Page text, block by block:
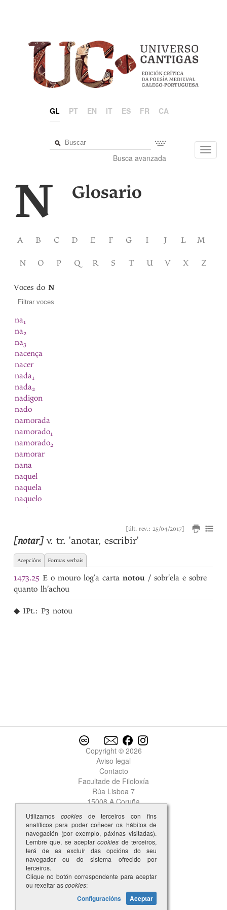
GL PT EN IT ES FR CA
Busca avanzada
N Glosario
A B C D E F G I J L M
N O P Q R S T U V X Z
Voces doN
na1
na2
na3
nacença
nacer
nada1
nada2
nadigon
nado
namorada
namorado1
namorado2
namorar
nana
naquel
naquela
naquelo
narizes
natura
natural
natural2
natureza
Navarra
nave
nelo
nembrada
nembrado 1
nembrado2
nembrar
nembro
nemiga
[últ. rev.: 25/04/2017]
[notar] v. tr. 'anotar, escribir'
Acepcións Formas verbais
1473.25 E o mouro log’a cartanotou / sobr’ela e sobre
quanto lh’achou
◆ IPt.:P3notou
Copyright © 2026
Aviso legal
Contacto
Facultade de Filoloxía
Rúa Lisboa 7
15008 A Coruña
Utilizamos cookiesde terceiros con fins
analíticos para poder coñecer os hábitos de
navegación (por exemplo, páxinas visitadas).
Lembre que, se aceptarcookies de terceiros,
terá de as excluír das opcións do seu
navegador ou do sistema ofrecido por
terceiros.
Clique no botón correspondente para aceptar
ou rexeitar ascookies:
Configuracións Aceptar